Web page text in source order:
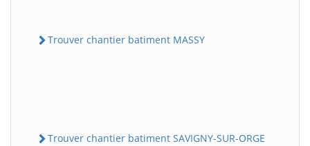
Trouver chantier batiment MASSY
Trouver chantier batiment SAVIGNY-SUR-ORGE